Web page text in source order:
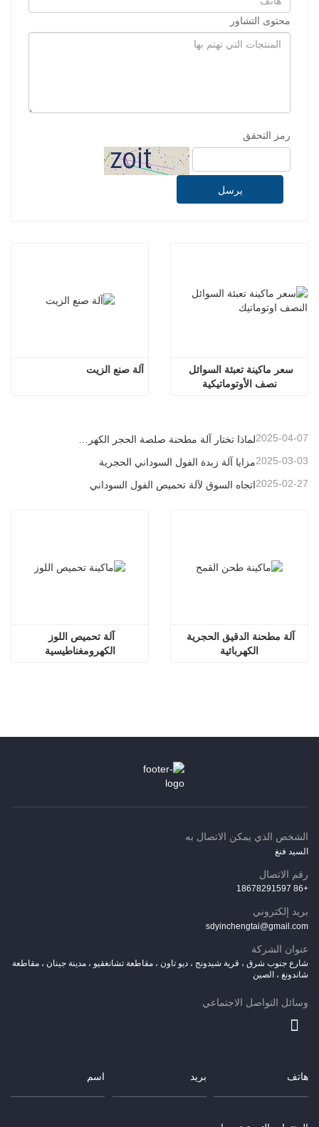
محتوى التشاور
رمز التحقق
يرسل
آلة صنع الزيت
نصف الأوتوماتيكية
2025-04-07
مزايا آلة زبدة الفول السوداني الحجرية2025-03-03
اتجاه السوق لآلة تحميص الفول السوداني2025-02-27
الكهرومغناطيسية
الكهربائية
الشخص الذي يمكن الاتصال به
السيد فنغ
رقم الاتصال
+86 18678291597
بريد إلكتروني
sdyinchengtai@gmail.com
عنوان الشركة
شارع جنوب شرق ، قرية شيدونج ، ديو تاون ، مقاطعة تشانغقيو ، مدينة جينان ، مقاطعة
شاندونغ ، الصين
وسائل التواصل الاجتماعي